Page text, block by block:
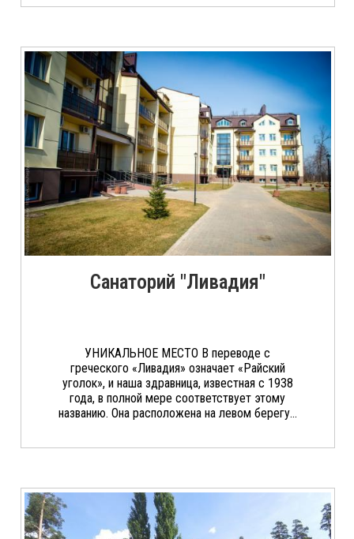
Санаторий "Ливадия"
УНИКАЛЬНОЕ МЕСТО В переводе с
греческого «Ливадия» означает «Райский
уголок», и наша здравница, известная с 1938
года, в полной мере соответствует этому
названию. Она расположена на левом берегу...